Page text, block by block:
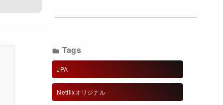
Tags
JPA
Netflixオリジナル